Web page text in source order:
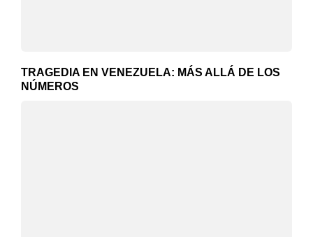
TRAGEDIA EN VENEZUELA: MÁS ALLÁ DE LOS
NÚMEROS